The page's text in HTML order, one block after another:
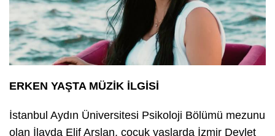
ERKEN YAŞTA MÜZİK İLGİSİ
İstanbul Aydın Üniversitesi Psikoloji Bölümü mezunu
olan İlayda Elif Arslan, çocuk yaşlarda İzmir Devlet